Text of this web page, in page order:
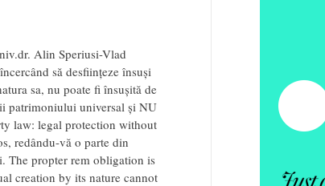
Alin Speriusi-Vlad
să desființeze însuși
sa, nu poate fi însușită de
patrimoniului universal și NU
law: legal protection without
redându-vă o parte din
The propter rem obligation is
creation by its nature cannot